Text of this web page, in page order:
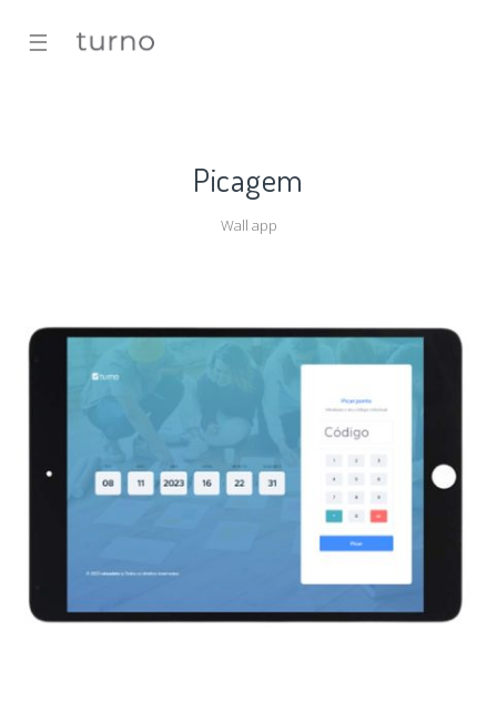
☰
Picagem
Wall app